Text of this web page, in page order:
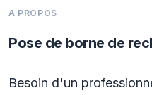
A PROPOS
Pose de borne de
Besoin d'un